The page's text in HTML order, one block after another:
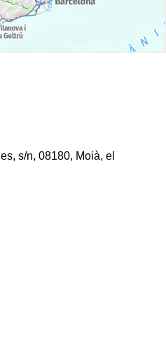
s/n, 08180, Moià, el